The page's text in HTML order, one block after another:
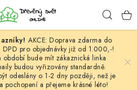
AKCE: Doprava zdarma do
DPD pro objednávky již od 1.000,-!
bude mít zákaznická linka
budou vyřizovány standardně.
odeslány o 1-2 dny později, než je
pochopení a přejeme krásné léto!